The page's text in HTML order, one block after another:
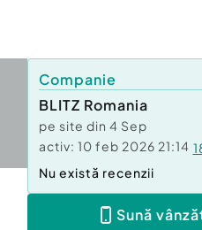
Companie
BLITZ Romania
pe site din 4 Sep
activ: 10 feb 2026 21:14
Nu există recenzii
Sună